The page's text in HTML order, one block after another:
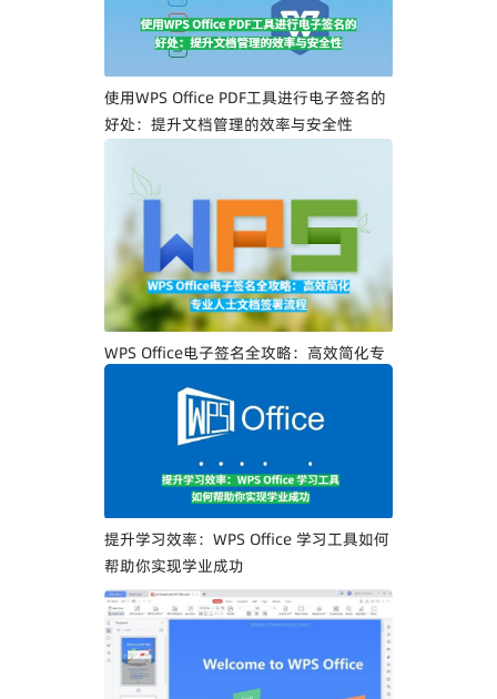
使用WPS Office PDF工具进行电子签名的
好处：提升文档管理的效率与安全性
WPS Office电子签名全攻略：高效简化专
提升学习效率：WPS Office 学习工具如何
帮助你实现学业成功